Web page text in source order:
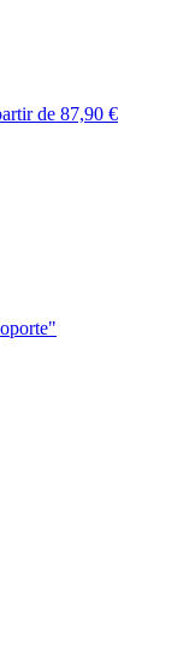
de 87,90 €